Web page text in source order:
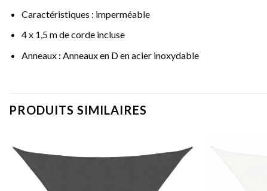
Caractéristiques : imperméable
4 x 1,5 m de corde incluse
Anneaux:Anneaux en D en acier inoxydable
PRODUITS SIMILAIRES